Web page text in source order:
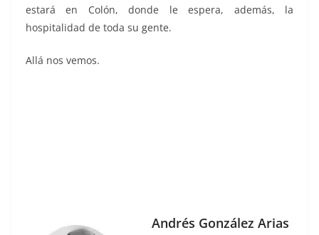
estará en Colón, donde le espera, además, la
hospitalidad de toda su gente.
Allá nos vemos.
Andrés González Arias